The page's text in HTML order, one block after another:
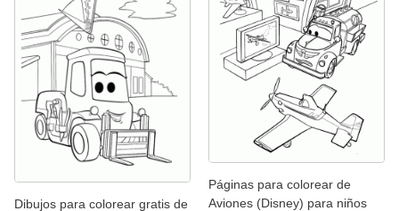
Dibujos para colorear gratis de
Páginas para colorear de
Aviones (Disney) para niños